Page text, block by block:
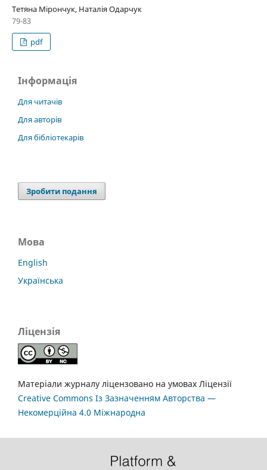
Тетяна Мірончук, Наталія Одарчук
79-83
pdf
Інформація
Для читачів
Для авторів
Для бібліотекарів
Зробити подання
Мова
English
Українська
Ліцензія
Матеріали журналу ліцензовано на умовах Ліцензії
Creative Commons Із Зазначенням Авторства —
Некомерційна 4.0 Міжнародна